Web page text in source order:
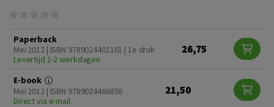
Paperback
Mei 2012 | ISBN 9789024401161 | 1e druk
Levertijd 1-2 werkdagen
26,75
E-book
Mei 2012 | ISBN 9789024466856
Direct via e-mail
21,50